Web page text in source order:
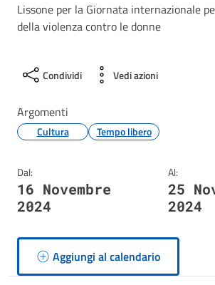
Lissone per la Giornata internazionale
della violenza contro le donne
Condividi Vedi azioni
Argomenti
Cultura Tempo libero
Dal:
16 Novembre
2024
Al:
25
2024
Aggiungi al calendario